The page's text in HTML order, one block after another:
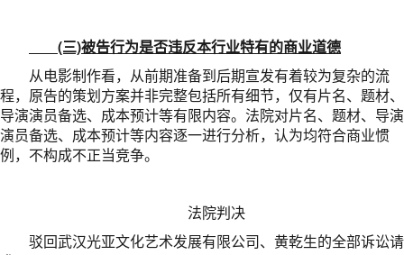
(三)被告行为是否违反本行业特有的商业道德
从电影制作看，从前期准备到后期宣发有着较为复杂的流
程，原告的策划方案并非完整包括所有细节，仅有片名、题材、
导演演员备选、成本预计等有限内容。法院对片名、题材、导演
演员备选、成本预计等内容逐一进行分析，认为均符合商业惯
例，不构成不正当竞争。
法院判决
驳回武汉光亚文化艺术发展有限公司、黄乾生的全部诉讼请